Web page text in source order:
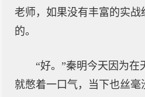
老师，如果没有丰富的实战
的。
“好。”秦明今天因为
就憋着一口气，当下也丝毫